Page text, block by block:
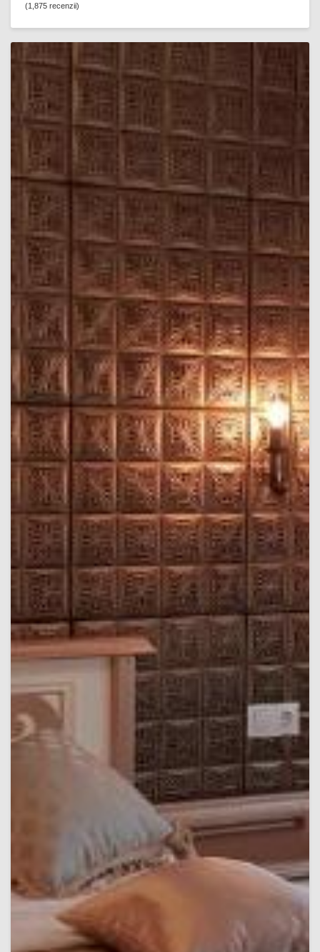
(1,875 recenzii)